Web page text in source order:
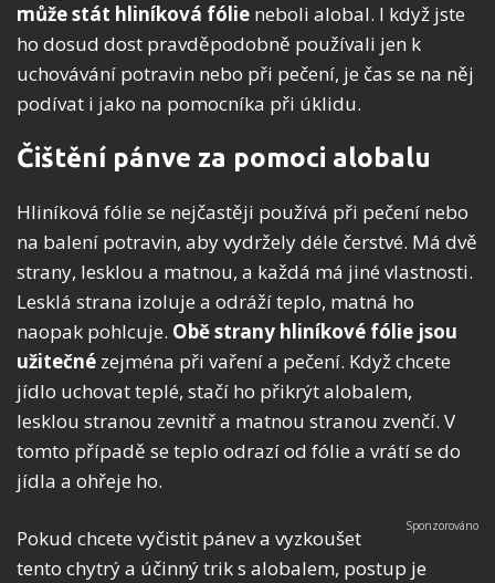
může stát hliníková fólie neboli alobal. I když jste
ho dosud dost pravděpodobně používali jen k
uchovávání potravin nebo při pečení, je čas se na něj
podívat i jako na pomocníka při úklidu.
Čištění pánve za pomoci alobalu
Hliníková fólie se nejčastěji používá při pečení nebo
na balení potravin, aby vydržely déle čerstvé. Má dvě
strany, lesklou a matnou, a každá má jiné vlastnosti.
Lesklá strana izoluje a odráží teplo, matná ho
naopak pohlcuje. Obě strany hliníkové fólie jsou
užitečné zejména při vaření a pečení. Když chcete
jídlo uchovat teplé, stačí ho přikrýt alobalem,
lesklou stranou zevnitř a matnou stranou zvenčí. V
tomto případě se teplo odrazí od fólie a vrátí se do
jídla a ohřeje ho.
Pokud chcete vyčistit pánev a vyzkoušet
tento chytrý a účinný trik s alobalem, postup je